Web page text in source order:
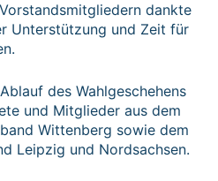
dankte
Unterstützung und Zeit für
des Wahlgeschehens
und Mitglieder aus dem
Wittenberg sowie dem
Leipzig und Nordsachsen.